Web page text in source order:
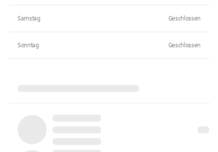
Samstag Geschlossen
Sonntag Geschlossen